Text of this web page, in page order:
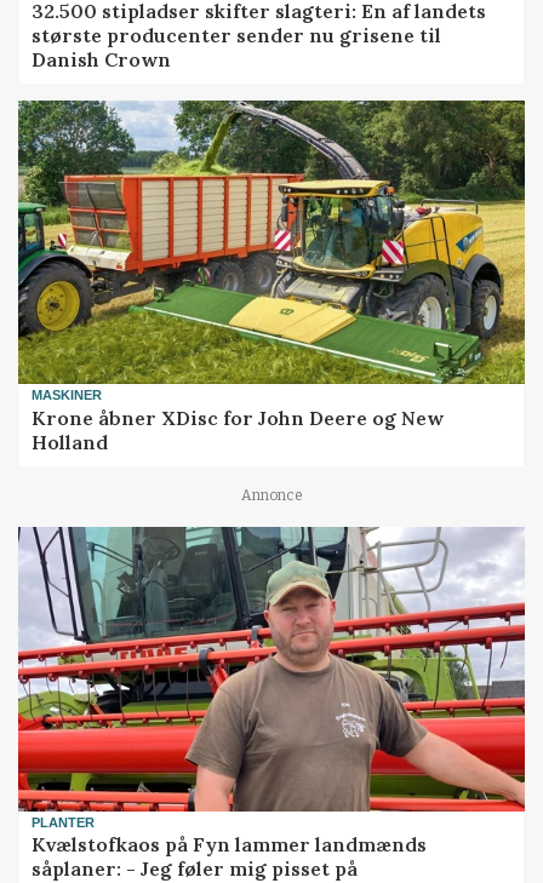
32.500 stipladser skifter slagteri: En af landets
største producenter sender nu grisene til
Danish Crown
MASKINER
Krone åbner XDisc for John Deere og New
Holland
Annonce
PLANTER
Kvælstofkaos på Fyn lammer landmænds
såplaner: - Jeg føler mig pisset på